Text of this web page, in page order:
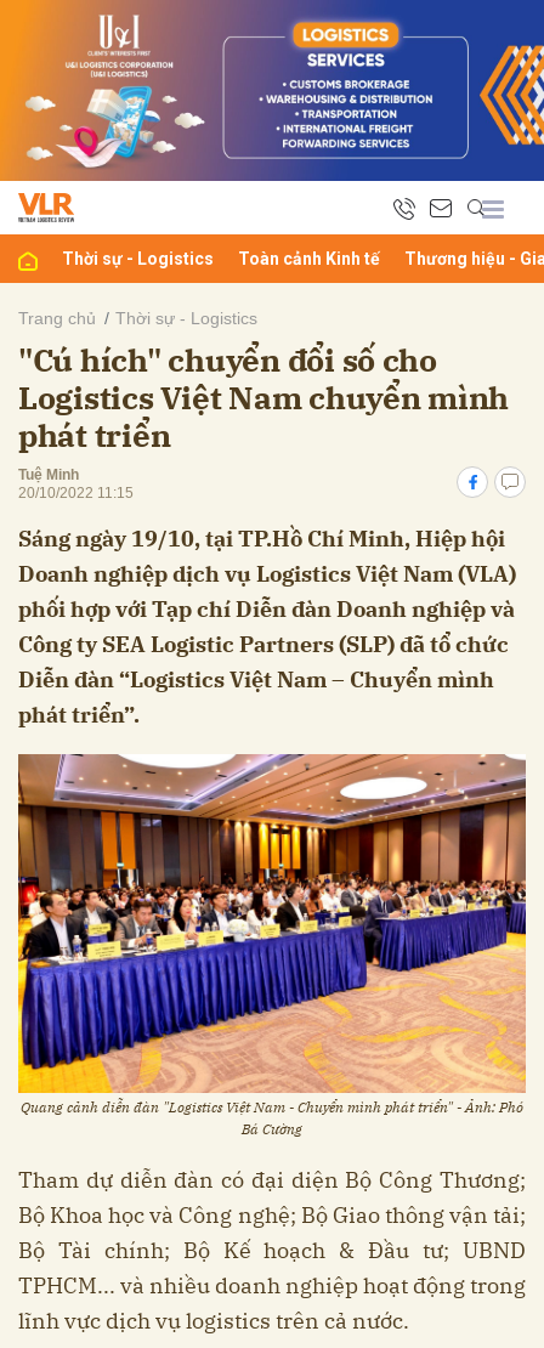
Thời sự - Logistics Toàn cảnh Kinh tế Thương hiệu -
Trang chủ Thời sự - Logistics
"Cú hích" chuyển đổi số cho
Logistics Việt Nam chuyển mình
phát triển
Tuệ Minh
20/10/2022 11:15
Sáng ngày 19/10, tại TP.Hồ Chí Minh, Hiệp hội
Doanh nghiệp dịch vụ Logistics Việt Nam (VLA)
phối hợp với Tạp chí Diễn đàn Doanh nghiệp và
Công ty SEA Logistic Partners (SLP) đã tổ chức
Diễn đàn “Logistics Việt Nam – Chuyển mình
phát triển”.
Quang cảnh diễn đàn "Logistics Việt Nam - Chuyển mình phát triển" - Ảnh: Phó
Bá Cường
Tham dự diễn đàn có đại diện Bộ Công Thương;
Bộ Khoa học và Công nghệ; Bộ Giao thông vận tải;
Bộ Tài chính; Bộ Kế hoạch & Đầu tư; UBND
TPHCM... và nhiều doanh nghiệp hoạt động trong
lĩnh vực dịch vụ logistics trên cả nước.
luận
Hủy